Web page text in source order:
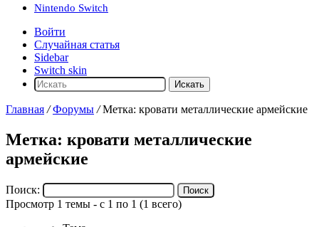
Nintendo Switch
Войти
Случайная статья
Sidebar
Switch skin
Искать
Главная / Форумы / Метка: кровати металлические армейские
Метка: кровати металлические
армейские
Поиск:
Просмотр 1 темы - с 1 по 1 (1 всего)